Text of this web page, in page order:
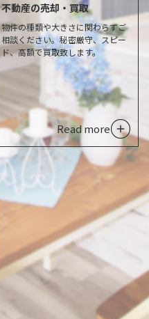
不動産の売却・買取
物件の種類や大きさに関わらずご
相談ください。秘密厳守、スピー
ド、高額で買取致します。
Read more